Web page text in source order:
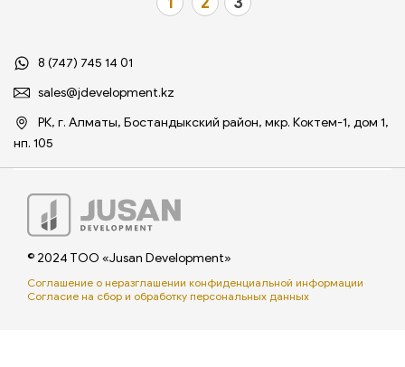
8 (747) 745 14 01
sales@jdevelopment.kz
РК, г. Алматы, Бостандыкский район, мкр. Коктем-1, дом 1,
нп. 105
© 2024 ТОО «Jusan Development»
Соглашение о неразглашении конфиденциальной информации
Согласие на сбор и обработку персональных данных